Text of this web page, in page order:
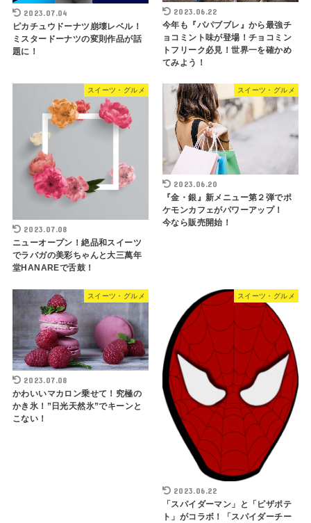
2023.07.04
ピカチュウドーナツ崩壊レベル！
ミスタードーナツの変則作品が話
題に！
2023.06.22
今年も『パパブブレ』から最強チ
ョコミント味が登場！チョコミン
トフリーク必見！世界一を確かめ
てみよう！
スイーツ・グルメ
2023.07.08
ニューオープン！絶品和スイーツ
でラバガの美彩ちゃんと大三萬年
堂HANAREで舌鼓！
スイーツ・グルメ
2023.06.20
『金・銀』新メニュー第２弾でポ
ケモンカフェがパワーアップ！
今なら販売開始！
スイーツ・グルメ
2023.07.08
かわいいマカロン乗せて！究極の
かき氷！”日光天然氷”でキーンと
こない！
スイーツ・グルメ
2023.06.22
「スパイダーマン」と「ピザポテ
ト」がコラボ！「スパイダーチー